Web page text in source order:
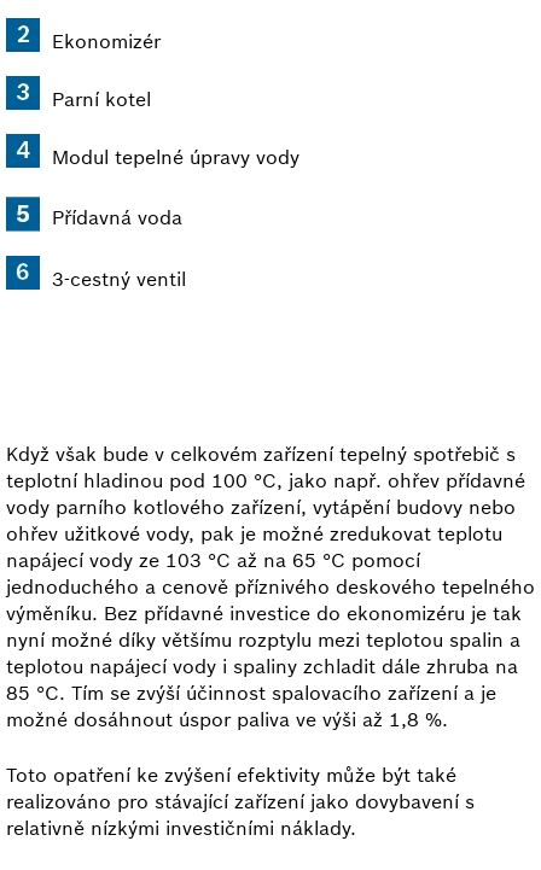
Ekonomizér
Parní kotel
Modul tepelné úpravy vody
Přídavná voda
3-cestný ventil
Když však bude v celkovém zařízení tepelný spotřebič s
teplotní hladinou pod 100 °C, jako např. ohřev přídavné
vody parního kotlového zařízení, vytápění budovy nebo
ohřev užitkové vody, pak je možné zredukovat teplotu
napájecí vody ze 103 °C až na 65 °C pomocí
jednoduchého a cenově příznivého deskového tepelného
výměníku. Bez přídavné investice do ekonomizéru je tak
nyní možné díky většímu rozptylu mezi teplotou spalin a
teplotou napájecí vody i spaliny zchladit dále zhruba na
85 °C. Tím se zvýší účinnost spalovacího zařízení a je
možné dosáhnout úspor paliva ve výši až 1,8 %.
Toto opatření ke zvýšení efektivity může být také
realizováno pro stávající zařízení jako dovybavení s
relativně nízkými investičními náklady.